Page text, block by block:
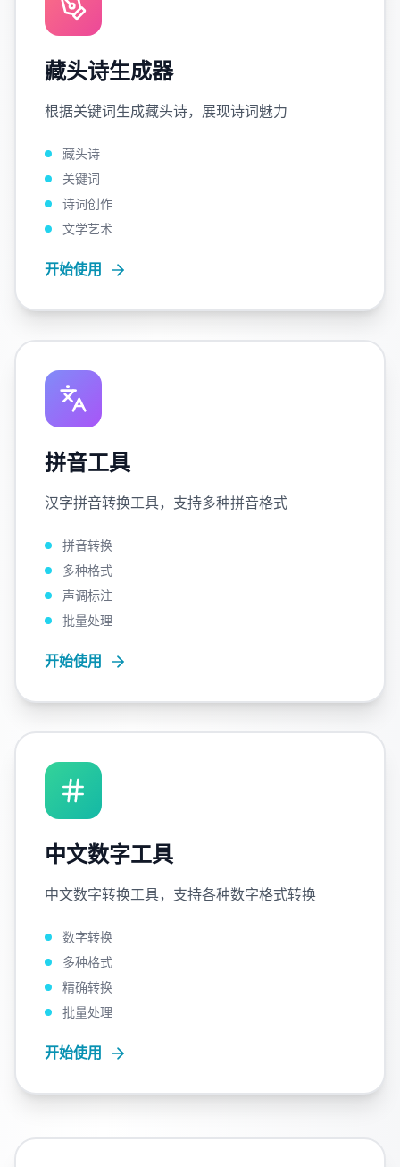
藏头诗生成器
根据关键词生成藏头诗，展现诗词魅力
藏头诗
关键词
诗词创作
文学艺术
开始使用
拼音工具
汉字拼音转换工具，支持多种拼音格式
拼音转换
多种格式
声调标注
批量处理
开始使用
中文数字工具
中文数字转换工具，支持各种数字格式转换
数字转换
多种格式
精确转换
批量处理
开始使用